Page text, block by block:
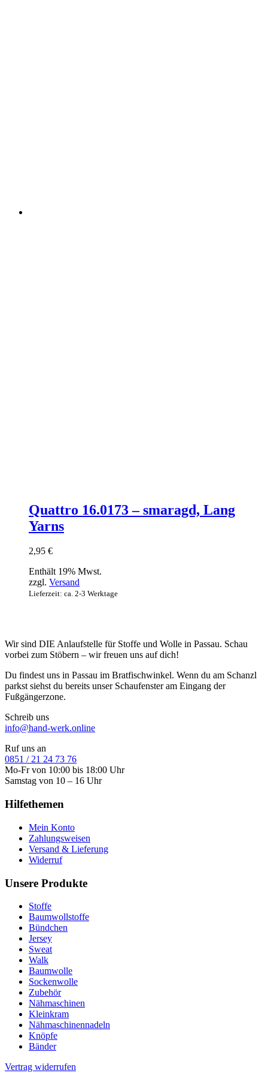
Quattro 16.0173 – smaragd, Lang
Yarns
2,95 €
Enthält 19% Mwst.
zzgl. Versand
Lieferzeit: ca. 2-3 Werktage
Wir sind DIE Anlaufstelle für Stoffe und Wolle in Passau. Schau
vorbei zum Stöbern – wir freuen uns auf dich!
Du findest uns in Passau im Bratfischwinkel. Wenn du am Schanzl
parkst siehst du bereits unser Schaufenster am Eingang der
Fußgängerzone.
Schreib uns
info@hand-werk.online
Ruf uns an
0851 / 21 24 73 76
Mo-Fr von 10:00 bis 18:00 Uhr
Samstag von 10 – 16 Uhr
Hilfethemen
Mein Konto
Zahlungsweisen
Versand & Lieferung
Widerruf
Unsere Produkte
Stoffe
Baumwollstoffe
Bündchen
Jersey
Sweat
Walk
Baumwolle
Sockenwolle
Zubehör
Nähmaschinen
Kleinkram
Nähmaschinennadeln
Knöpfe
Bänder
Vertrag widerrufen